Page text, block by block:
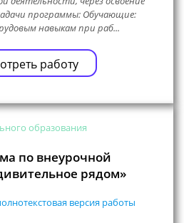
программы: Обучающие:
навыкам при раб...
работу
образования
по внеурочной
рядом»
версия работы